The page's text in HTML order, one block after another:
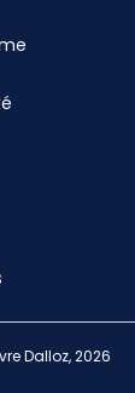
Dalloz, 2026